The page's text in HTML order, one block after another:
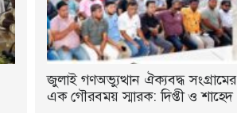
জুলাই গণঅভ্যুত্থান ঐক্যবদ্ধ সংগ্রামের
এক গৌরবময় স্মারক: দিপ্তী ও শাহেদ